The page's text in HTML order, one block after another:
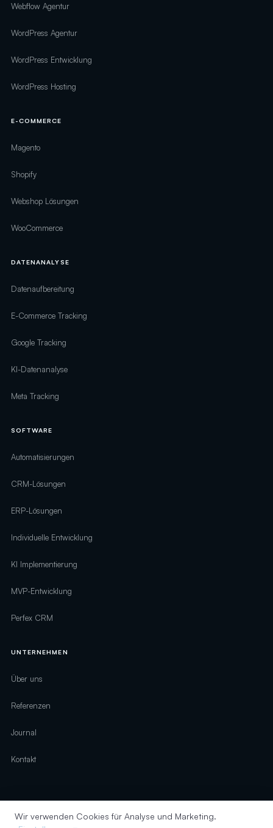
Webflow Agentur
WordPress Agentur
WordPress Entwicklung
WordPress Hosting
E-COMMERCE
Magento
Shopify
Webshop Lösungen
WooCommerce
DATENANALYSE
Datenaufbereitung
E-Commerce Tracking
Google Tracking
KI-Datenanalyse
Meta Tracking
SOFTWARE
Automatisierungen
CRM-Lösungen
ERP-Lösungen
Individuelle Entwicklung
KI Implementierung
MVP-Entwicklung
Perfex CRM
UNTERNEHMEN
Über uns
Referenzen
Journal
Kontakt
© 2026 digirelation · Alle Rechte vorbehalten
Wir verwenden Cookies für Analyse und Marketing.